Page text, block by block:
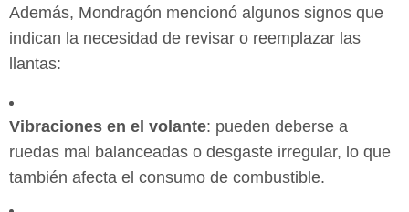
Además, Mondragón mencionó algunos signos que
indican la necesidad de revisar o reemplazar las
llantas:
Vibraciones en el volante: pueden deberse a
ruedas mal balanceadas o desgaste irregular, lo que
también afecta el consumo de combustible.